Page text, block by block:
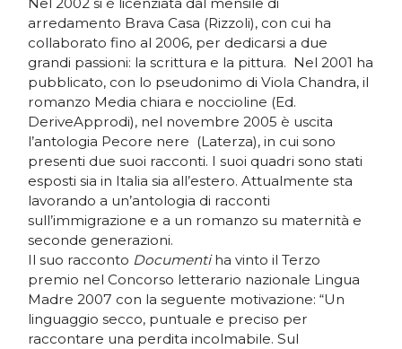
Nel 2002 si è licenziata dal mensile di
arredamento Brava Casa (Rizzoli), con cui ha
collaborato fino al 2006, per dedicarsi a due
grandi passioni: la scrittura e la pittura. Nel 2001 ha
pubblicato, con lo pseudonimo di Viola Chandra, il
romanzo Media chiara e noccioline (Ed.
DeriveApprodi), nel novembre 2005 è uscita
l’antologia Pecore nere (Laterza), in cui sono
presenti due suoi racconti. I suoi quadri sono stati
esposti sia in Italia sia all’estero. Attualmente sta
lavorando a un’antologia di racconti
sull’immigrazione e a un romanzo su maternità e
seconde generazioni.
Il suo racconto Documentiha vinto il Terzo
premio nel Concorso letterario nazionale Lingua
Madre 2007 con la seguente motivazione: “Un
linguaggio secco, puntuale e preciso per
raccontare una perdita incolmabile. Sul